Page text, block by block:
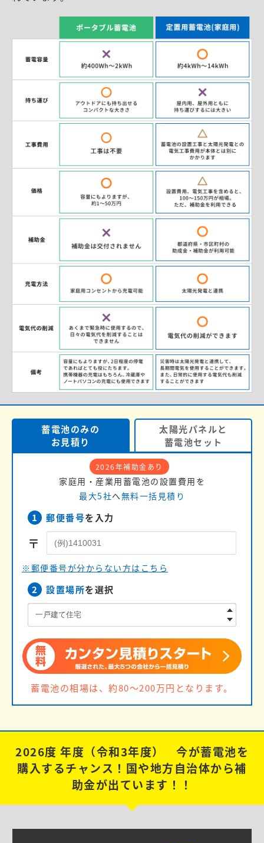
蓄電池のみの
お見積り
太陽光パネルと
蓄電池セット
2026年補助金あり
家庭用・産業用蓄電池の設置費用を
最大5社へ無料一括見積り
1 郵便番号を入力
〒
※郵便番号が分からない方はこちら
2 設置場所を選択
蓄電池の相場は、約80〜200万円となります。
2026度 年度（令和3年度） 今が蓄電池を
購入するチャンス！ 国や地方自治体から補
助金が出ています！！